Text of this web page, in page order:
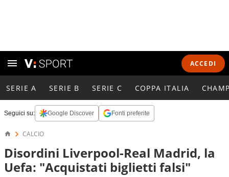
ACCEDI
SERIE A SERIE B SERIE C COPPA ITALIA
Seguici su: Google Discover Fonti preferite
CALCIO
Disordini Liverpool-Real Madrid, la
Uefa: "Acquistati biglietti falsi"